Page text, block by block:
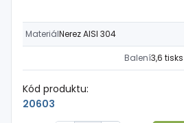
MateriálNerez AISI 304
Balení3,6 tisks
Kód produktu:
20603